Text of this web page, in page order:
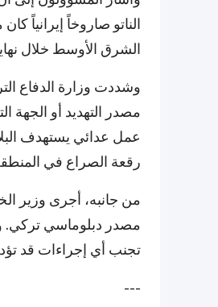
الناتو صاروخاً إيرانياً
الشرق الأوسط خلال
وشددت وزارة الدفاع
مصدر التهديد أو الجهة
عمل عدائي يستهدف
رقعة الصراع في
من جانبه، أجرى وزير
مصدر دبلوماسي تركي.
تجنب أي إجراءات قد
---